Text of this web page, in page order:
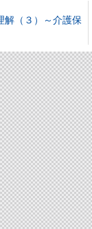
（３）～介護保